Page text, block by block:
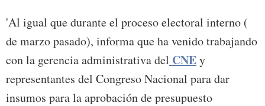
'Al igual que durante el proceso electoral interno (
de marzo pasado), informa que ha venido trabajando
con la gerencia administrativa del CNEy
representantes del Congreso Nacional para dar
insumos para la aprobación de presupuesto